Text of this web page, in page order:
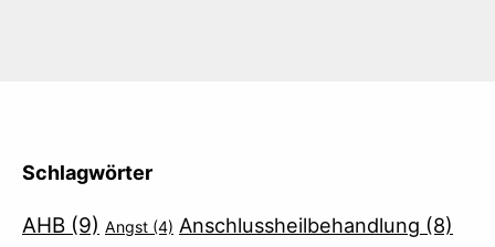
Schlagwörter
AHB (9) Angst (4) Anschlussheilbehandlung (8)